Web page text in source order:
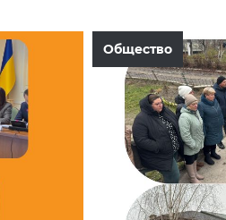
Общество